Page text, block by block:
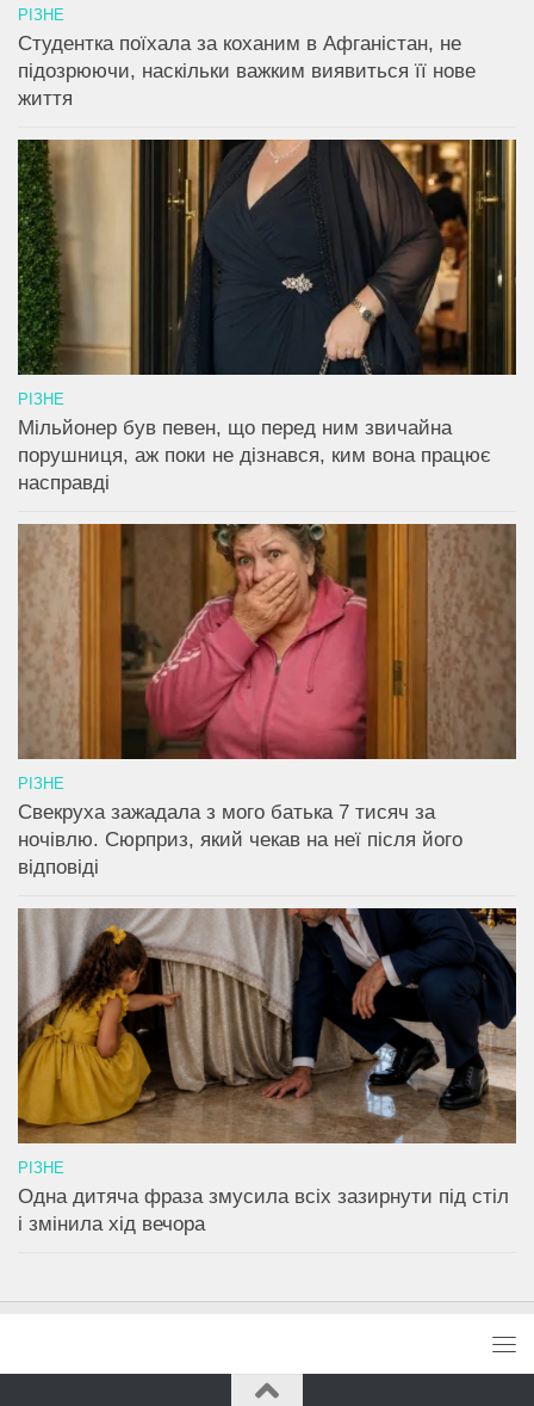
РІЗНЕ
Студентка поїхала за коханим в Афганістан, не
підозрюючи, наскільки важким виявиться її нове
життя
РІЗНЕ
Мільйонер був певен, що перед ним звичайна
порушниця, аж поки не дізнався, ким вона працює
насправді
РІЗНЕ
Свекруха зажадала з мого батька 7 тисяч за
ночівлю. Сюрприз, який чекав на неї після його
відповіді
РІЗНЕ
Одна дитяча фраза змусила всіх зазирнути під стіл
і змінила хід вечора